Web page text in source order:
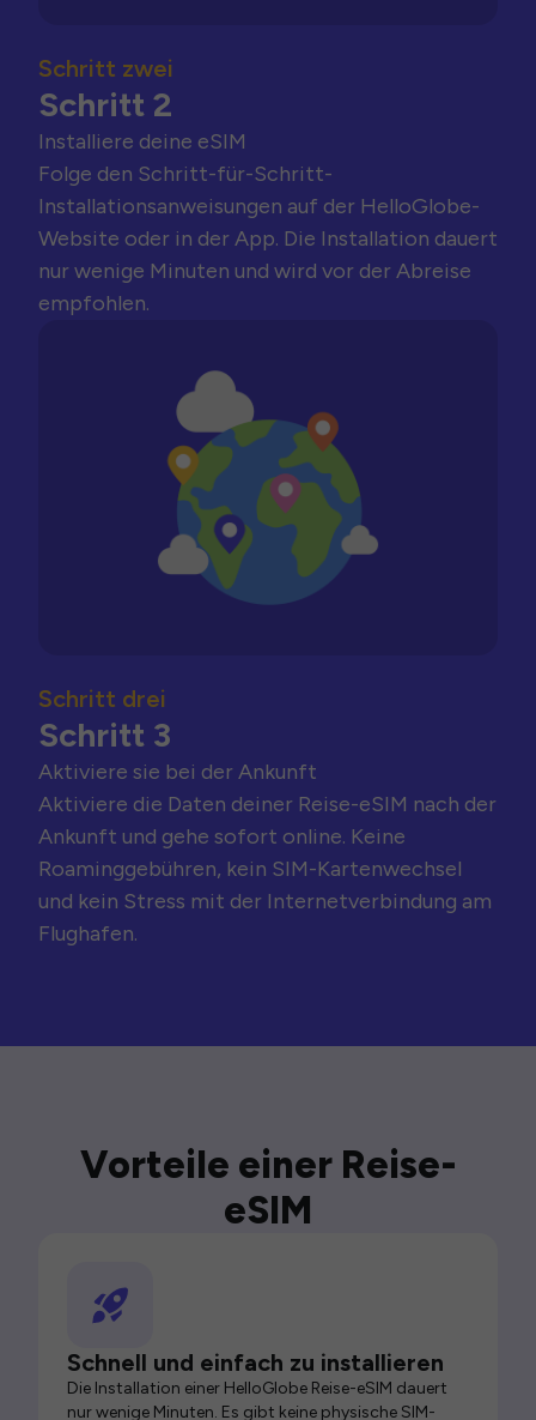
Schritt zwei
Schritt 2
Installiere deine eSIM
Folge den Schritt-für-Schritt-
Installationsanweisungen auf der HelloGlobe-
Website oder in der App. Die Installation dauert
nur wenige Minuten und wird vor der Abreise
empfohlen.
Schritt drei
Schritt 3
Aktiviere sie bei der Ankunft
Aktiviere die Daten deiner Reise-eSIM nach der
Ankunft und gehe sofort online. Keine
Roaminggebühren, kein SIM-Kartenwechsel
und kein Stress mit der Internetverbindung am
Flughafen.
Vorteile einer Reise-
eSIM
Schnell und einfach zu installieren
Die Installation einer HelloGlobe Reise-eSIM dauert
nur wenige Minuten. Es gibt keine physische SIM-